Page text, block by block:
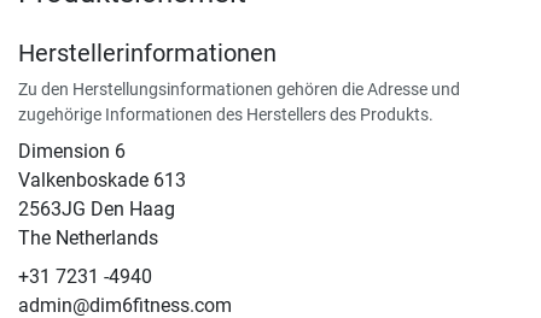
Herstellerinformationen
Zu den Herstellungsinformationen gehören die Adresse und
zugehörige Informationen des Herstellers des Produkts.
Dimension 6
Valkenboskade 613
2563JG Den Haag
The Netherlands
+31 7231 -4940
admin@dim6fitness.com